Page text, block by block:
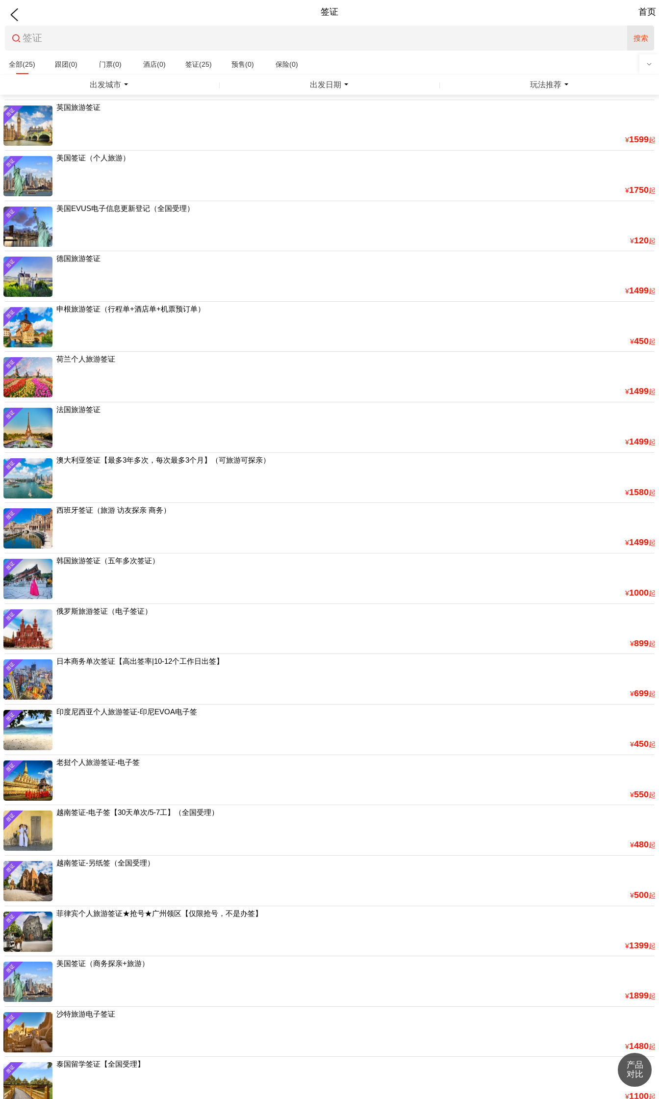
签证 首页
搜索
全部(25) 跟团(0) 门票(0) 酒店(0) 签证(25) 预售(0) 保险(0)
出发城市 | 出发日期 | 玩法推荐
英国旅游签证
¥1599起
美国签证（个人旅游）
¥1750起
美国EVUS电子信息更新登记（全国受理）
¥120起
德国旅游签证
¥1499起
申根旅游签证（行程单+酒店单+机票预订单）
¥450起
荷兰个人旅游签证
¥1499起
法国旅游签证
¥1499起
澳大利亚签证【最多3年多次，每次最多3个月】（可旅游可探亲）
¥1580起
西班牙签证（旅游 访友探亲 商务）
¥1499起
韩国旅游签证（五年多次签证）
¥1000起
俄罗斯旅游签证（电子签证）
¥899起
日本商务单次签证【高出签率|10-12个工作日出签】
¥699起
印度尼西亚个人旅游签证-印尼EVOA电子签
¥450起
老挝个人旅游签证-电子签
¥550起
越南签证-电子签【30天单次/5-7工】（全国受理）
¥480起
越南签证-另纸签（全国受理）
¥500起
菲律宾个人旅游签证★抢号★广州领区【仅限抢号，不是办签】
¥1399起
美国签证（商务探亲+旅游）
¥1899起
沙特旅游电子签证
¥1480起
泰国留学签证【全国受理】
¥1100起
产品
对比